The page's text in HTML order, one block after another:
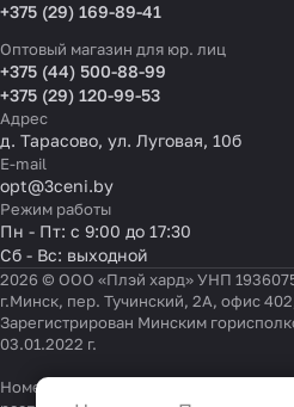
+375 (29) 169-89-41
Оптовый магазин для юр. лиц
+375 (44) 500-88-99
+375 (29) 120-99-53
Адрес
д. Тарасово, ул. Луговая, 10б
E-mail
opt@3ceni.by
Режим работы
Пн - Пт: с 9:00 до 17:30
Сб - Вс: выходной
2026 © ООО «Плэй хард» УНП
г.Минск, пер. Тучинский, 2А, офис
Зарегистрирован Минским
03.01.2022 г.
Номер телефона работников местных
Настройки файлов cookie
Функциональные